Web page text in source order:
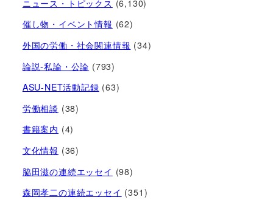
ニュース・トピックス (6,130)
催し物・イベント情報 (62)
外国の労働・社会関連情報 (34)
論説-私論・公論 (793)
ASU-NET活動記録 (63)
労働相談 (38)
書籍案内 (4)
文化情報 (36)
脇田滋の連続エッセイ (98)
森岡孝二の連続エッセイ (351)